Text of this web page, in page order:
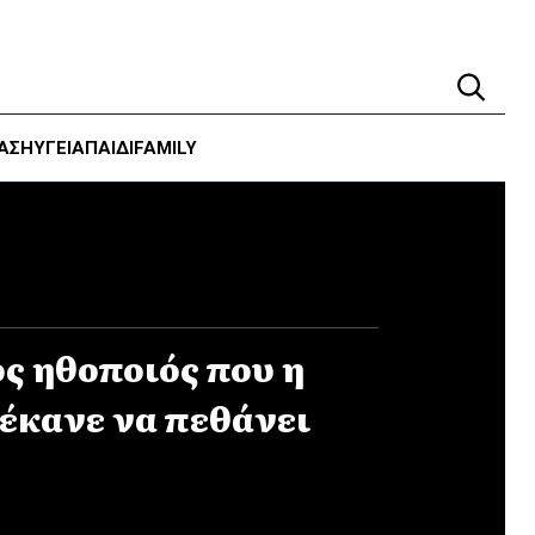
ΥΓΕΊΑΠΑΙΔΙFAMILY
ηθοποιός που η
να πεθάνει